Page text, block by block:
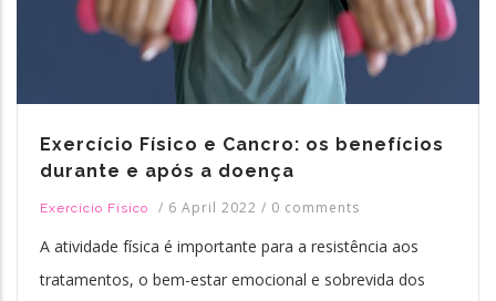
Exercício Físico e Cancro: os benefícios
durante e após a doença
Exercício Físico / 6 April 2022 / 0 comments
A atividade física é importante para a resistência aos
tratamentos, o bem-estar emocional e sobrevida dos